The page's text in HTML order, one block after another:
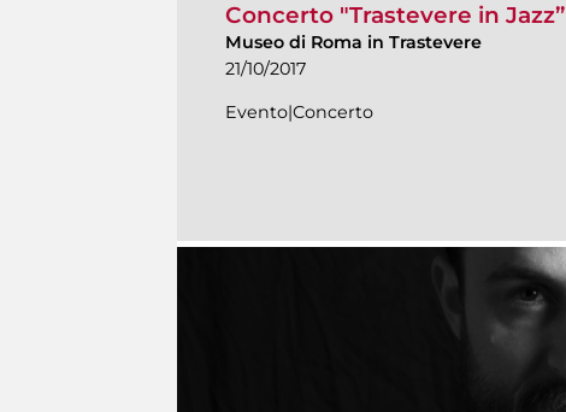
Concerto "Trastevere in Jazz”
Museo di Roma in Trastevere
21/10/2017
Evento|Concerto